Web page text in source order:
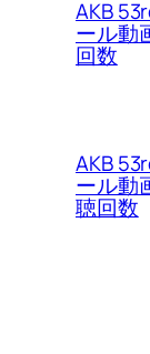
AKB
ール動
回数
AKB
ール動
聴回数